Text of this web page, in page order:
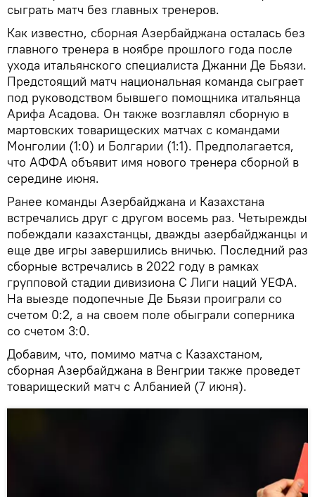
сыграть матч без главных тренеров.
Как известно, сборная Азербайджана осталась без
главного тренера в ноябре прошлого года после
ухода итальянского специалиста Джанни Де Бьязи.
Предстоящий матч национальная команда сыграет
под руководством бывшего помощника итальянца
Арифа Асадова. Он также возглавлял сборную в
мартовских товарищеских матчах с командами
Монголии (1:0) и Болгарии (1:1). Предполагается,
что АФФА объявит имя нового тренера сборной в
середине июня.
Ранее команды Азербайджана и Казахстана
встречались друг с другом восемь раз. Четырежды
побеждали казахстанцы, дважды азербайджанцы и
еще две игры завершились вничью. Последний раз
сборные встречались в 2022 году в рамках
групповой стадии дивизиона С Лиги наций УЕФА.
На выезде подопечные Де Бьязи проиграли со
счетом 0:2, а на своем поле обыграли соперника
со счетом 3:0.
Добавим, что, помимо матча с Казахстаном,
сборная Азербайджана в Венгрии также проведет
товарищеский матч с Албанией (7 июня).